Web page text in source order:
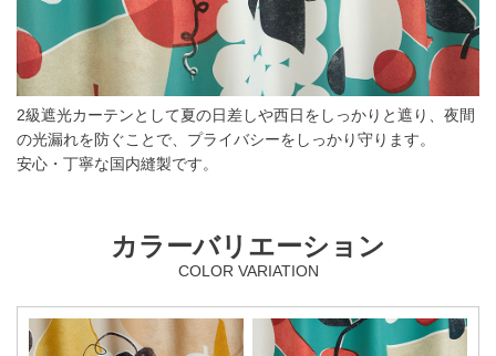
2級遮光カーテンとして夏の日差しや西日をしっかりと遮り、夜間
の光漏れを防ぐことで、プライバシーをしっかり守ります。
安心・丁寧な国内縫製です。
カラーバリエーション
COLOR VARIATION